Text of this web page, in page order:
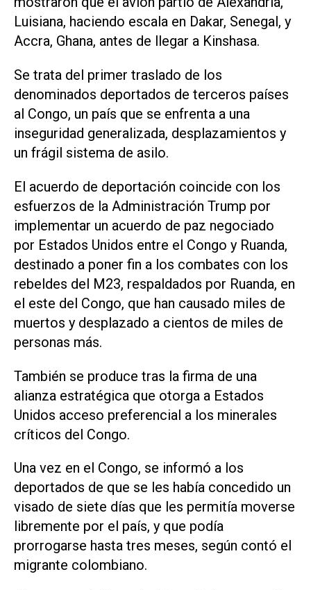
Luisiana, haciendo escala en Dakar, Senegal, y
⁠Accra, Ghana, antes de llegar a Kinshasa.
Se trata del primer traslado de los
denominados deportados de terceros países
al Congo, un país que se enfrenta a una
inseguridad generalizada, desplazamientos y
un frágil sistema de asilo.
El acuerdo de deportación coincide con los
esfuerzos de la Administración Trump por
implementar un acuerdo de paz negociado
por Estados Unidos entre el Congo y Ruanda,
destinado a poner fin a los ‌combates con los
rebeldes del M23, respaldados por Ruanda, en
el este del Congo, que han causado miles de
muertos y desplazado a cientos de miles de
personas más.
También se produce tras la firma de una
alianza estratégica que otorga a Estados
Unidos acceso preferencial a los minerales
críticos del Congo.
Una vez en ‌el Congo, se informó a los
deportados de que se les había concedido un
visado de siete días que les permitía moverse
libremente por el país, y que ‌podía
prorrogarse hasta ⁠tres meses, según contó el
migrante colombiano.